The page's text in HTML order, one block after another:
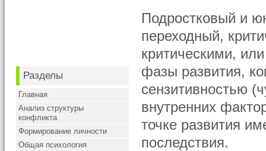
Разделы
Главная
Анализ структуры
конфликта
Формирование личности
Общая психология
Подростковый и
переходный,
критическими,
фазы развития,
сензитивностью
внутренних
точке развития
последствия.